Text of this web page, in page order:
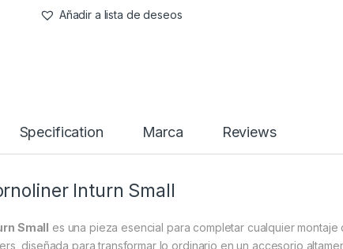
Añadir a lista de deseos
Specification Marca Reviews
Inturn Small
Small es una pieza esencial para completar cualquier montaje
diseñada para transformar lo ordinario en un accesorio